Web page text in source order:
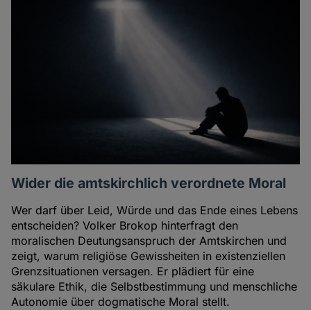
Wider die amtskirchlich verordnete Moral
Wer darf über Leid, Würde und das Ende eines Lebens
entscheiden? Volker Brokop hinterfragt den
moralischen Deutungsanspruch der Amtskirchen und
zeigt, warum religiöse Gewissheiten in existenziellen
Grenzsituationen versagen. Er plädiert für eine
säkulare Ethik, die Selbstbestimmung und menschliche
Autonomie über dogmatische Moral stellt.